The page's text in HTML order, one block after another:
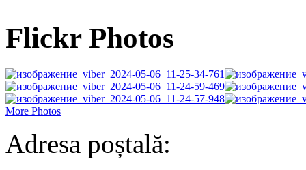
Flickr Photos
More Photos
Adresa poștală: